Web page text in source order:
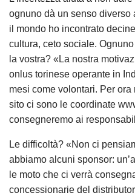
ognuno dà un senso diverso
il mondo ho incontrato
cultura, ceto sociale.
la vostra? «La nostra
onlus torinese operante in
mesi come volontari. Per
sito ci sono le coordinate
consegneremo ai
Le difficoltà? «Non ci
abbiamo alcuni sponsor:
le moto che ci verrà
concessionarie del